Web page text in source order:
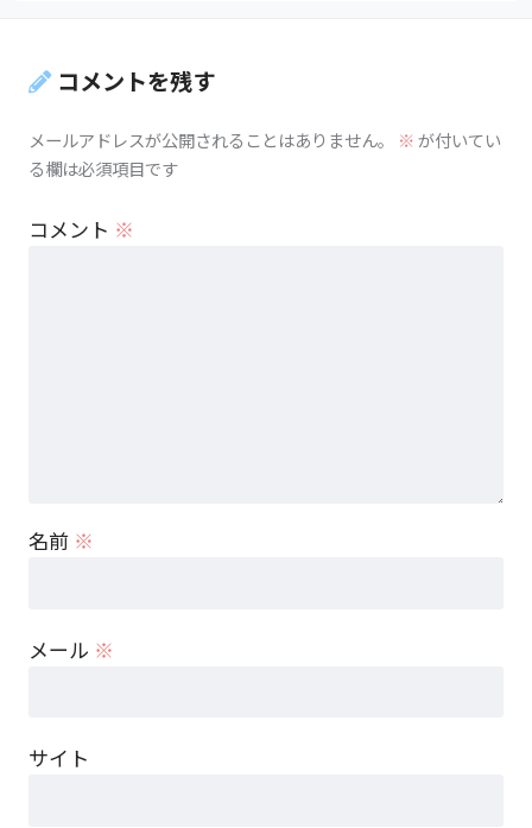
コメントを残す
メールアドレスが公開されることはありません。 ※が付いてい
る欄は必須項目です
コメント ※
名前 ※
メール ※
サイト